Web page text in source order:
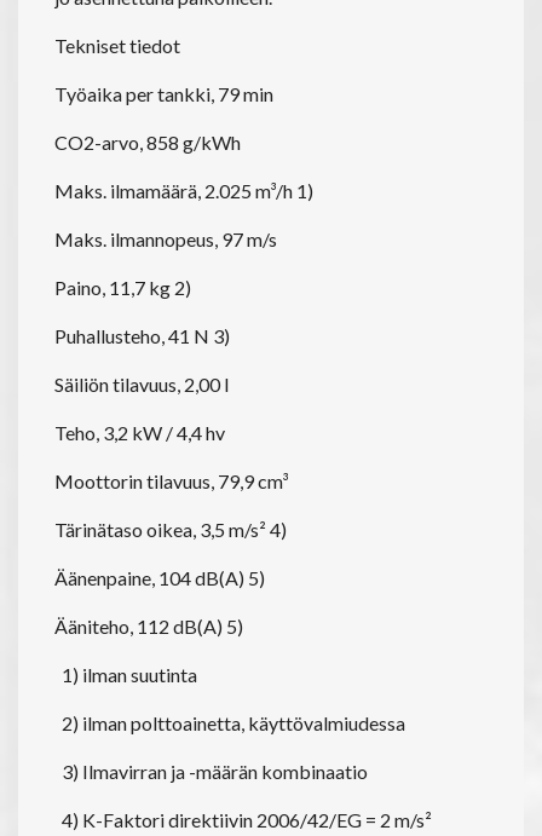
Tekniset tiedot
Työaika per tankki, 79 min
CO2-arvo, 858 g/kWh
Maks. ilmamäärä, 2.025 m³/h 1)
Maks. ilmannopeus, 97 m/s
Paino, 11,7 kg 2)
Puhallusteho, 41 N 3)
Säiliön tilavuus, 2,00 l
Teho, 3,2 kW / 4,4 hv
Moottorin tilavuus, 79,9 cm³
Tärinätaso oikea, 3,5 m/s² 4)
Äänenpaine, 104 dB(A) 5)
Ääniteho, 112 dB(A) 5)
1) ilman suutinta
2) ilman polttoainetta, käyttövalmiudessa
3) Ilmavirran ja -määrän kombinaatio
4) K-Faktori direktiivin 2006/42/EG = 2 m/s²